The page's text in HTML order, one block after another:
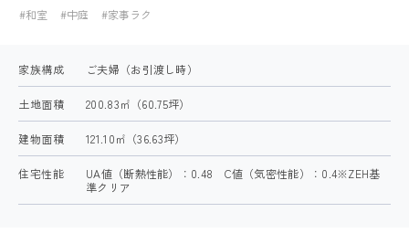
得意なこと・苦手なこと
絶対に予算を超えない工夫
平屋に自信があります
ARRCHの家づくり
#和室 #中庭 #家事ラク
家族構成 ご夫婦（お引渡し時）
土地面積 200.83㎡（60.75坪）
建物面積 121.10㎡（36.63坪）
住宅性能
UA値（断熱性能）：0.48 C値（気密性能）：0.4※ZEH基
準クリア